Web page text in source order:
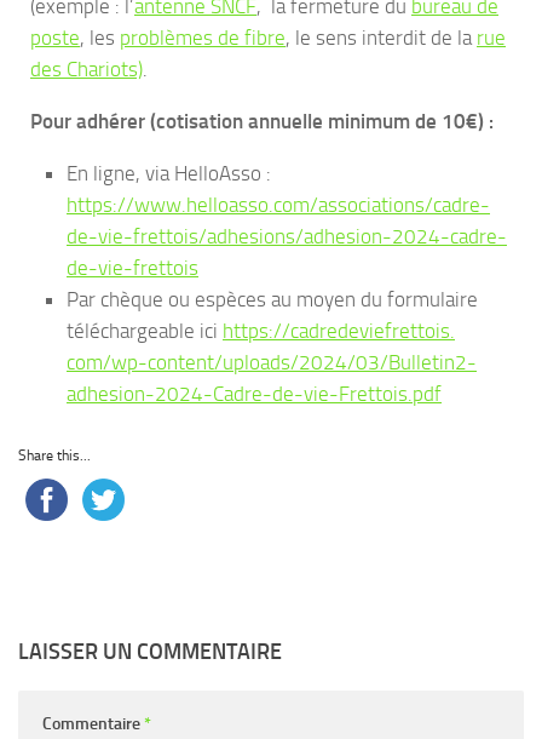
(exemple : l’antenne SNCF, la fermeture du bureau de
poste, les problèmes de fibre, le sens interdit de la rue
des Chariots).
Pour adhérer (cotisation annuelle minimum de 10€) :
En ligne, via HelloAsso :
https://www.helloasso.com/associations/cadre-
de-vie-frettois/adhesions/adhesion-2024-cadre-
de-vie-frettois
Par chèque ou espèces au moyen du formulaire
téléchargeable ici https://cadredeviefrettois.
com/wp-content/uploads/2024/03/Bulletin2-
adhesion-2024-Cadre-de-vie-Frettois.pdf
Share this...
LAISSER UN COMMENTAIRE
Commentaire*